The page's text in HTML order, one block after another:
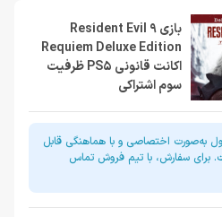
بازی Resident Evil 9
Requiem Deluxe Edition
اکانت قانونی PS5 ظرفیت
سوم اشتراکی
به‌صورت اختصاصی و با هماهنگی قابل
برای سفارش، با تیم فروش تماس